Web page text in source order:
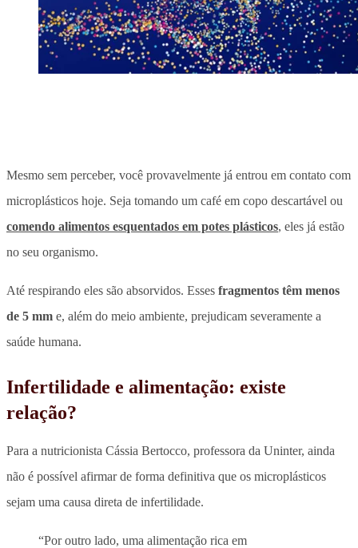
Mesmo sem perceber, você provavelmente já entrou em contato com
microplásticos hoje. Seja tomando um café em copo descartável ou
comendo alimentos esquentados em potes plásticos, eles já estão
no seu organismo.
Até respirando eles são absorvidos. Esses fragmentos têm menos
de 5 mm e, além do meio ambiente, prejudicam severamente a
saúde humana.
Infertilidade e alimentação: existe
relação?
Para a nutricionista Cássia Bertocco, professora da Uninter, ainda
não é possível afirmar de forma definitiva que os microplásticos
sejam uma causa direta de infertilidade.
“Por outro lado, uma alimentação rica em